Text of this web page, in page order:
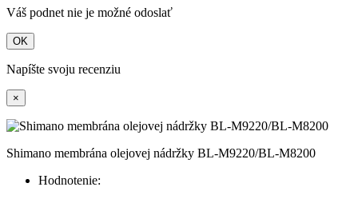
Váš podnet nie je možné odoslať
OK
Napíšte svoju recenziu
×
Shimano membrána olejovej nádržky BL-M9220/BL-M8200
Hodnotenie: